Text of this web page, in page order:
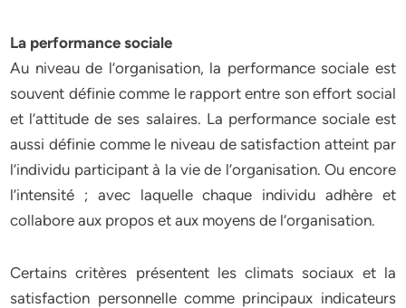
La performance sociale
Au niveau de l’organisation, la performance sociale est
souvent définie comme le rapport entre son effort social
et l’attitude de ses salaires. La performance sociale est
aussi définie comme le niveau de satisfaction atteint par
l’individu participant à la vie de l’organisation. Ou encore
l’intensité ; avec laquelle chaque individu adhère et
collabore aux propos et aux moyens de l’organisation.
Certains critères présentent les climats sociaux et la
satisfaction personnelle comme principaux indicateurs